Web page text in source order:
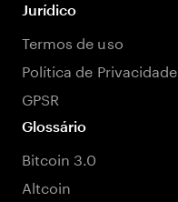
Jurídico
Termos de uso
Política de Privacidade
GPSR
Glossário
Bitcoin 3.0
Altcoin